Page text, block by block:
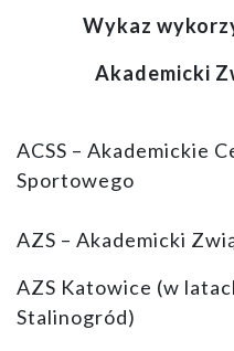
Wykaz
Akademicki
ACSS – Akademickie
Sportowego
AZS – Akademicki
AZS Katowice (w
Stalinogród)